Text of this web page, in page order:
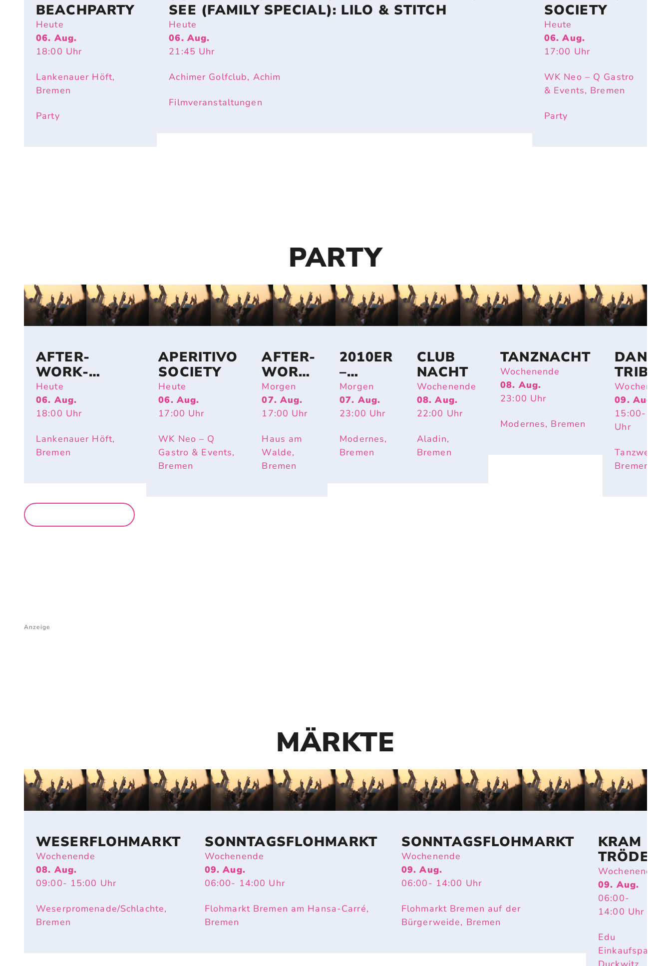
BEACHPARTY
Heute
06. Aug.
18:00 Uhr
Lankenauer Höft,
Bremen
Party
SEE (FAMILY SPECIAL): LILO & STITCH
Heute
06. Aug.
21:45 Uhr
Achimer Golfclub, Achim
Filmveranstaltungen
SOCIETY
Heute
06. Aug.
17:00 Uhr
WK Neo – Q Gastro
& Events, Bremen
Party
PARTY
AFTER-
WORK-
BEACHPARTY
Heute
06. Aug.
18:00 Uhr
Lankenauer Höft,
Bremen
APERITIVO
SOCIETY
Heute
06. Aug.
17:00 Uhr
WK Neo – Q
Gastro & Events,
Bremen
AFTER-
WORK-
PARTY
OPEN
AIR
Morgen
07. Aug.
17:00 Uhr
Haus am
Walde,
Bremen
2010ER
–
SHAKE
IT OFF
Morgen
07. Aug.
23:00 Uhr
Modernes,
Bremen
CLUB
NACHT
Wochenende
08. Aug.
22:00 Uhr
Aladin,
Bremen
TANZNACHT
Wochenende
08. Aug.
23:00 Uhr
Modernes, Bremen
DANCE
TRIBE
09. Aug.
15:00-
Uhr
Tanzwerk,
Bremen
Anzeige
MÄRKTE
WESERFLOHMARKT
Wochenende
08. Aug.
09:00- 15:00 Uhr
Weserpromenade/Schlachte,
Bremen
SONNTAGSFLOHMARKT
Wochenende
09. Aug.
06:00- 14:00 Uhr
Flohmarkt Bremen am Hansa-Carré,
Bremen
SONNTAGSFLOHMARKT
Wochenende
09. Aug.
06:00- 14:00 Uhr
Flohmarkt Bremen auf der
Bürgerweide, Bremen
KRAM &
TRÖDEL
Wochenende
09. Aug.
06:00-
14:00 Uhr
Edu
Einkaufspark